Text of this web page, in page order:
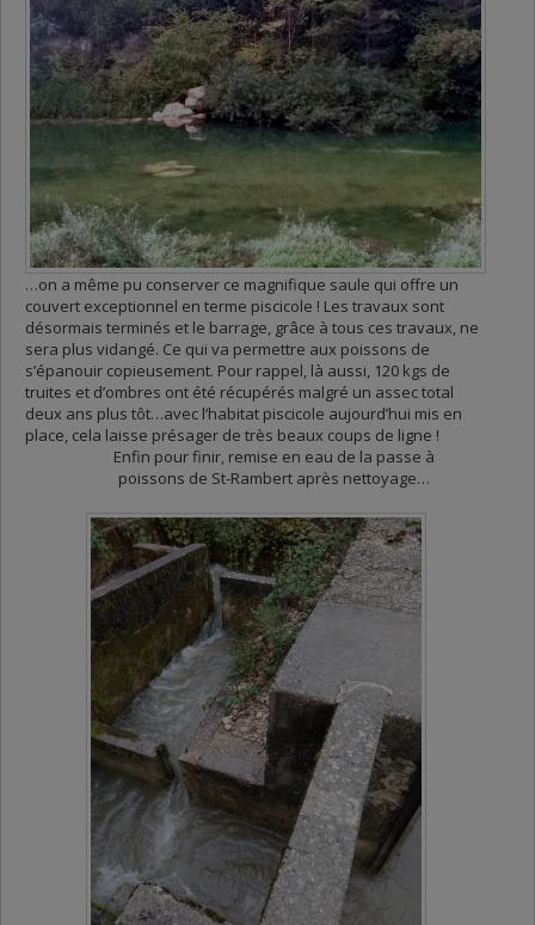
…on a même pu conserver ce magnifique saule qui offre un
couvert exceptionnel en terme piscicole ! Les travaux sont
désormais terminés et le barrage, grâce à tous ces travaux, ne
sera plus vidangé. Ce qui va permettre aux poissons de
s’épanouir copieusement. Pour rappel, là aussi, 120 kgs de
truites et d’ombres ont été récupérés malgré un assec total
deux ans plus tôt…avec l’habitat piscicole aujourd’hui mis en
place, cela laisse présager de très beaux coups de ligne !
Enfin pour finir, remise en eau de la passe à
poissons de St-Rambert après nettoyage…